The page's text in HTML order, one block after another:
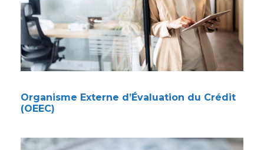
Organisme Externe d’Évaluation du Crédit
(OEEC)